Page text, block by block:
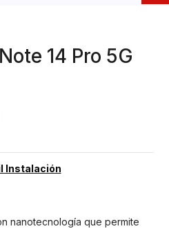
14 Pro 5G
Instalación
nanotecnología que permite